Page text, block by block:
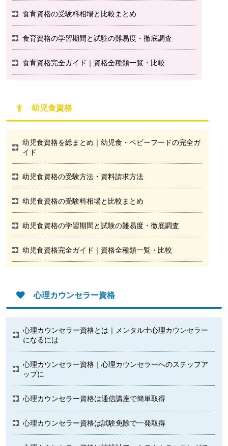
食育資格の受験料相場と比較まとめ
食育資格の学習期間と試験の難易度・徹底調査
食育資格完全ガイド｜資格全種類一覧・比較
幼児食資格
幼児食資格を総まとめ｜幼児食・ベビーフードの完全ガ
イド
幼児食資格の受験方法・資料請求方法
幼児食資格の受験料相場と比較まとめ
幼児食資格の学習期間と試験の難易度・徹底調査
幼児食資格完全ガイド｜資格全種類一覧・比較
心理カウンセラー資格
心理カウンセラー資格とは｜メンタル士心理カウンセラー
になるには
心理カウンセラー資格｜心理カウンセラーへのステップア
ップに
心理カウンセラー資格は通信講座で簡単取得
心理カウンセラー資格は試験免除で一発取得